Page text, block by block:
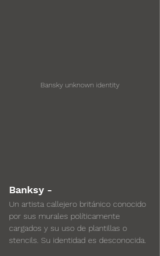
Bansky unknown identity
Banksy -
Un artista callejero británico conocido
por sus murales políticamente
cargados y su uso de plantillas o
stencils. Su identidad es desconocida.